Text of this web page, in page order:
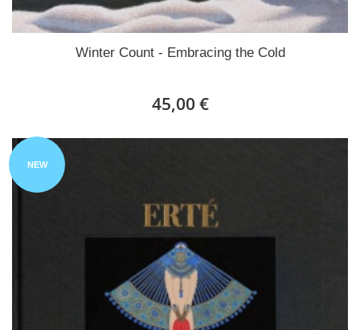
Winter Count - Embracing the Cold
45,00 €
NEW